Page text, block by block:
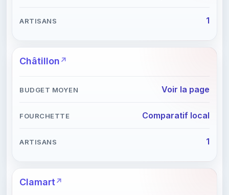
1
Châtillon
Voir la page
Comparatif local
1
Clamart